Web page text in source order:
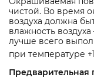
чистой. Во время
воздуха должна
влажность
лучше всего
при температуре
Предварительная